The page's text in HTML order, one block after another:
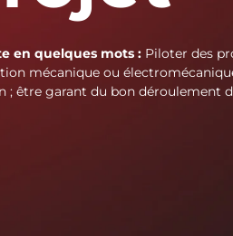
en quelques mots : Piloter des
mécanique ou
; être garant du bon déroulement